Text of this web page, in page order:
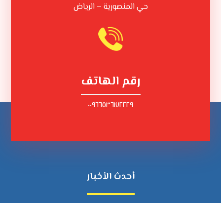
حي المنصورية – الرياض
رقم الهاتف
٠٠٩٦٦٥٣٦١٧٢٢٢٩
أحدث الأخبار